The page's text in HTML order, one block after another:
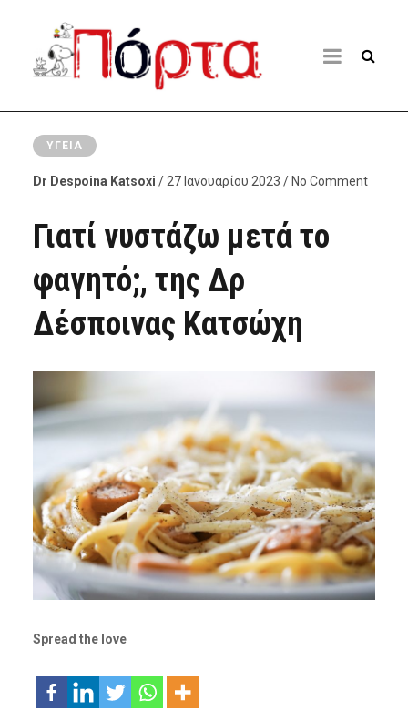
ΥΓΕΊΑ
Dr Despoina Katsoxi / 27 Ιανουαρίου 2023 / No Comment
Γιατί νυστάζω μετά το
φαγητό;, της Δρ
Δέσποινας Κατσώχη
Spread the love